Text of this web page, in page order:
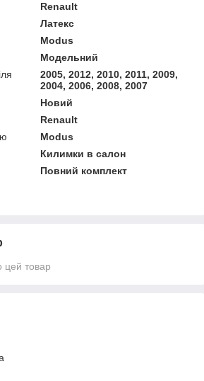
Renault
Латекс
Modus
Модельний
2005, 2012, 2010, 2011, 2009,
2004, 2006, 2008, 2007
Новий
Renault
Modus
Килимки в салон
Повний комплект
цей товар